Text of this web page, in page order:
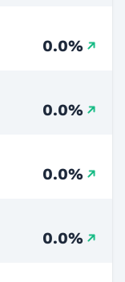
0.0%
0.0%
0.0%
0.0%